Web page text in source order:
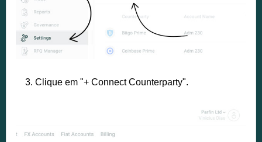
3. Clique em "+ Connect Counterparty".